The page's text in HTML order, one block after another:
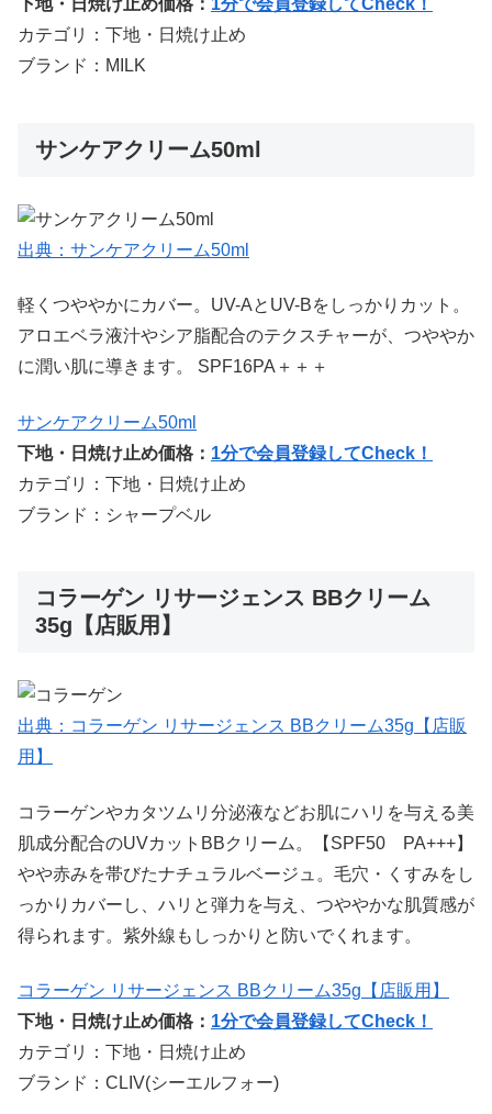
下地・日焼け止め価格： 1分で会員登録してCheck！
カテゴリ：下地・日焼け止め
ブランド：MILK
サンケアクリーム50ml
出典：サンケアクリーム50ml
軽くつややかにカバー。UV-AとUV-Bをしっかりカット。
アロエベラ液汁やシア脂配合のテクスチャーが、つややか
に潤い肌に導きます。 SPF16PA＋＋＋
サンケアクリーム50ml
下地・日焼け止め価格： 1分で会員登録してCheck！
カテゴリ：下地・日焼け止め
ブランド：シャープベル
コラーゲン リサージェンス BBクリーム
35g【店販用】
出典：コラーゲン リサージェンス BBクリーム35g【店販
用】
コラーゲンやカタツムリ分泌液などお肌にハリを与える美
肌成分配合のUVカットBBクリーム。【SPF50 PA+++】
やや赤みを帯びたナチュラルベージュ。毛穴・くすみをし
っかりカバーし、ハリと弾力を与え、つややかな肌質感が
得られます。紫外線もしっかりと防いでくれます。
コラーゲン リサージェンス BBクリーム35g【店販用】
下地・日焼け止め価格： 1分で会員登録してCheck！
カテゴリ：下地・日焼け止め
ブランド：CLIV(シーエルフォー)